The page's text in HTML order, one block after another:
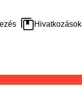
Hivatkozások